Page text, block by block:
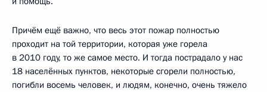
Причём ещё важно, что весь этот пожар полностью
проходит на той территории, которая уже горела
в 2010 году, то же самое место. И тогда пострадало у нас
18 населённых пунктов, некоторые сгорели полностью,
погибли восемь человек, и людям, конечно, очень тяжело